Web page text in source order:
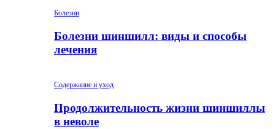
Болезни
Болезни шиншилл: виды и способы
лечения
Содержание и уход
Продолжительность жизни шиншиллы
в неволе